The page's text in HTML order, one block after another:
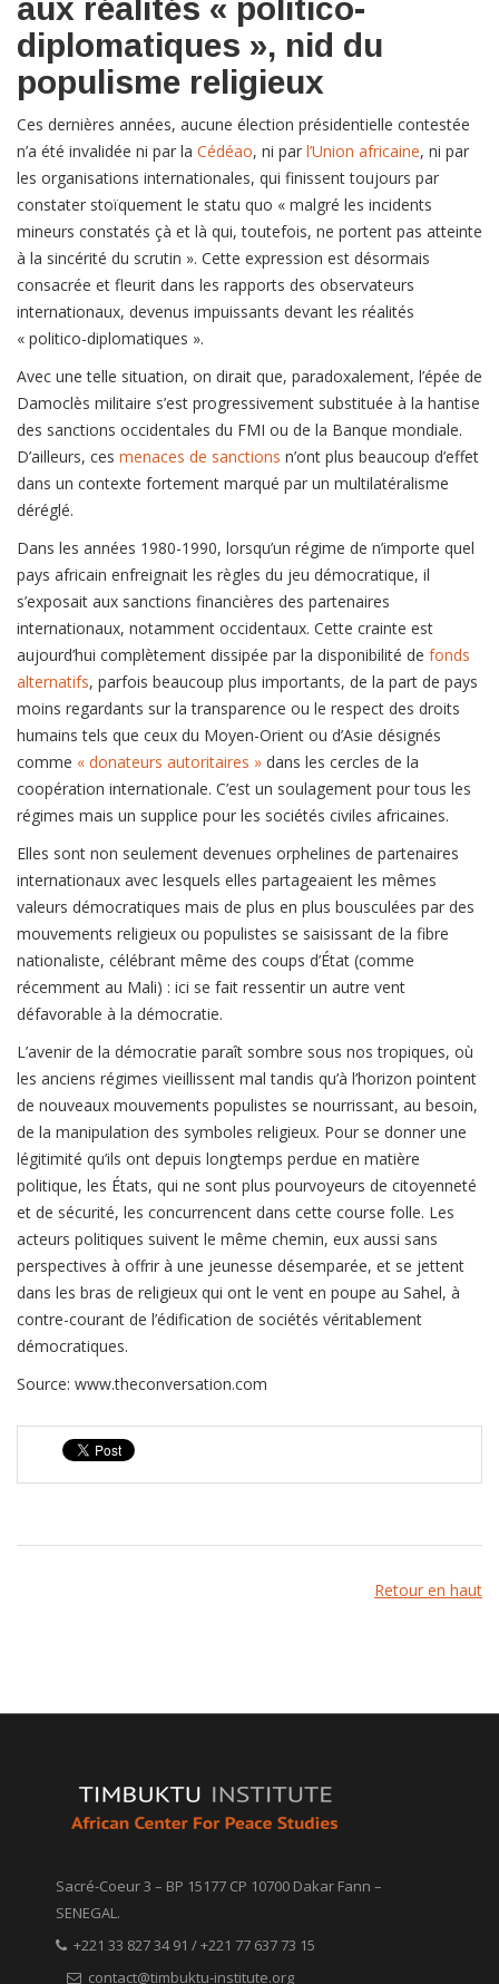
aux réalités « politico-
diplomatiques », nid du
populisme religieux
Ces dernières années, aucune élection présidentielle contestée
n’a été invalidée ni par la Cédéao, ni par l’Union africaine, ni par
les organisations internationales, qui finissent toujours par
constater stoïquement le statu quo « malgré les incidents
mineurs constatés çà et là qui, toutefois, ne portent pas atteinte
à la sincérité du scrutin ». Cette expression est désormais
consacrée et fleurit dans les rapports des observateurs
internationaux, devenus impuissants devant les réalités
« politico-diplomatiques ».
Avec une telle situation, on dirait que, paradoxalement, l’épée de
Damoclès militaire s’est progressivement substituée à la hantise
des sanctions occidentales du FMI ou de la Banque mondiale.
D’ailleurs, ces menaces de sanctions n’ont plus beaucoup d’effet
dans un contexte fortement marqué par un multilatéralisme
déréglé.
Dans les années 1980-1990, lorsqu’un régime de n’importe quel
pays africain enfreignait les règles du jeu démocratique, il
s’exposait aux sanctions financières des partenaires
internationaux, notamment occidentaux. Cette crainte est
aujourd’hui complètement dissipée par la disponibilité de fonds
alternatifs, parfois beaucoup plus importants, de la part de pays
moins regardants sur la transparence ou le respect des droits
humains tels que ceux du Moyen-Orient ou d’Asie désignés
comme « donateurs autoritaires » dans les cercles de la
coopération internationale. C’est un soulagement pour tous les
régimes mais un supplice pour les sociétés civiles africaines.
Elles sont non seulement devenues orphelines de partenaires
internationaux avec lesquels elles partageaient les mêmes
valeurs démocratiques mais de plus en plus bousculées par des
mouvements religieux ou populistes se saisissant de la fibre
nationaliste, célébrant même des coups d’État (comme
récemment au Mali) : ici se fait ressentir un autre vent
défavorable à la démocratie.
L’avenir de la démocratie paraît sombre sous nos tropiques, où
les anciens régimes vieillissent mal tandis qu’à l’horizon pointent
de nouveaux mouvements populistes se nourrissant, au besoin,
de la manipulation des symboles religieux. Pour se donner une
légitimité qu’ils ont depuis longtemps perdue en matière
politique, les États, qui ne sont plus pourvoyeurs de citoyenneté
et de sécurité, les concurrencent dans cette course folle. Les
acteurs politiques suivent le même chemin, eux aussi sans
perspectives à offrir à une jeunesse désemparée, et se jettent
dans les bras de religieux qui ont le vent en poupe au Sahel, à
contre-courant de l’édification de sociétés véritablement
démocratiques.
Source: www.theconversation.com
Retour en haut
Sacré-Coeur 3 – BP 15177 CP 10700 Dakar Fann –
SENEGAL.
+221 33 827 34 91 / +221 77 637 73 15
contact@timbuktu-institute.org